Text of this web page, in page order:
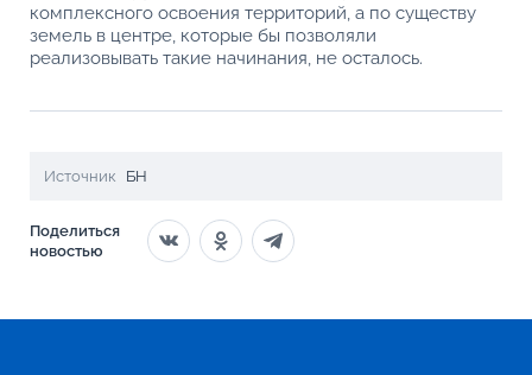
комплексного освоения территорий, а по существу
земель в центре, которые бы позволяли
реализовывать такие начинания, не осталось.
Источник БН
Поделиться
новостью